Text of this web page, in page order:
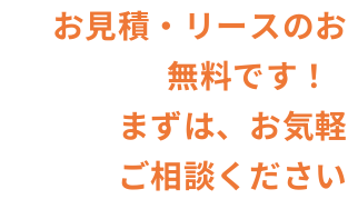
お見積・リースの
無料です！
まずは、お気
ご相談ください